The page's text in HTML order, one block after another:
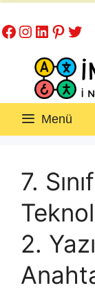
atla
Facebook
Instagram
LinkedIn
Menü
7.
2.